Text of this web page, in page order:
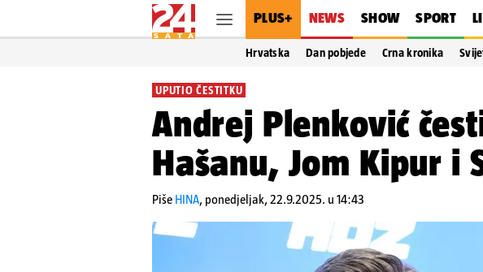
PLUS+ NEWS SHOW SPORT
Hrvatska Dan pobjede Crna kronika
UPUTIO ČESTITKU
Andrej Plenković
Hašanu, Jom Kipur i
Piše HINA, ponedjeljak, 22.9.2025. u 14:43